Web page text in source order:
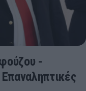
-